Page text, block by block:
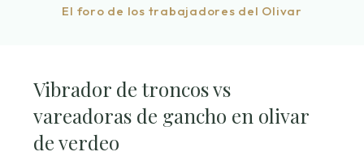
El foro de los trabajadores del Olivar
Vibrador de troncos vs
vareadoras de gancho en olivar
de verdeo